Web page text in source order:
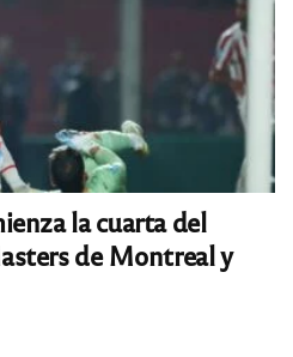
la cuarta del
de Montreal y